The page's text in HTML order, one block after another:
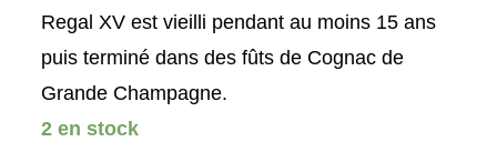
Regal XV est vieilli pendant au moins 15 ans
puis terminé dans des fûts de Cognac de
Grande Champagne.
2 en stock